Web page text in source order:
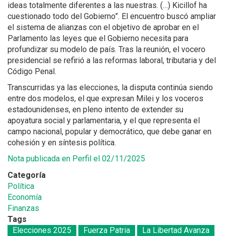
ideas totalmente diferentes a las nuestras. (…) Kicillof ha
cuestionado todo del Gobierno”. El encuentro buscó ampliar
el sistema de alianzas con el objetivo de aprobar en el
Parlamento las leyes que el Gobierno necesita para
profundizar su modelo de país. Tras la reunión, el vocero
presidencial se refirió a las reformas laboral, tributaria y del
Código Penal.
Transcurridas ya las elecciones, la disputa continúa siendo
entre dos modelos, el que expresan Milei y los voceros
estadounidenses, en pleno intento de extender su
apoyatura social y parlamentaria, y el que representa el
campo nacional, popular y democrático, que debe ganar en
cohesión y en síntesis política.
Nota publicada en Perfil el 02/11/2025
Categoría
Política
Economía
Finanzas
Tags
Elecciones 2025
Fuerza Patria
La Libertad Avanza